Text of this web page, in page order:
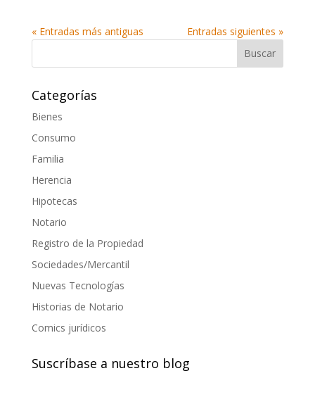
« Entradas más antiguas Entradas siguientes »
Categorías
Bienes
Consumo
Familia
Herencia
Hipotecas
Notario
Registro de la Propiedad
Sociedades/Mercantil
Nuevas Tecnologías
Historias de Notario
Comics jurídicos
Suscríbase a nuestro blog